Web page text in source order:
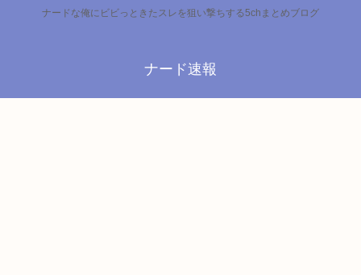
ナードな俺にビビっときたスレを狙い撃ちする5chまとめブログ
ナード速報